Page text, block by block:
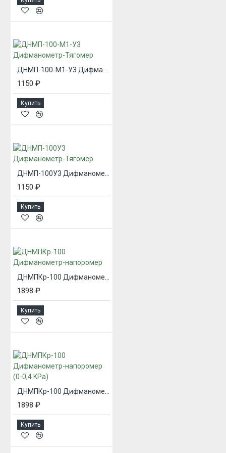
ДНМП-100-М1-У3 Дифманометр-Тягомер
1150 ₽
Купить
ДНМП-100У3 Дифманометр-Тягомер
1150 ₽
Купить
1898 ₽
Купить
1898 ₽
Купить